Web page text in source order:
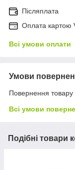
Післяплата
Оплата картою
Всі умови оплати
Умови
Повернення товару
Всі умови
Подібні товари